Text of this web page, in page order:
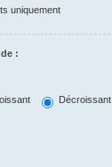
uniquement
:
Décroissant